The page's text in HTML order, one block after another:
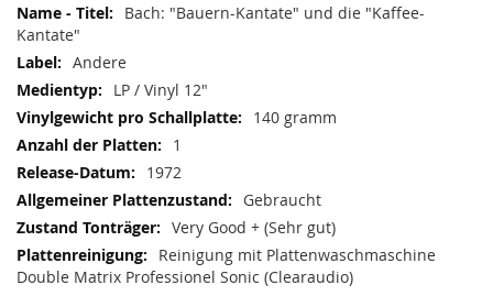
Bach: "Bauern-Kantate" und die "Kaffee-
Kantate"
Andere
LP / Vinyl 12"
140 gramm
1
1972
Gebraucht
Very Good + (Sehr gut)
Reinigung mit Plattenwaschmaschine
Double Matrix Professionel Sonic (Clearaudio)